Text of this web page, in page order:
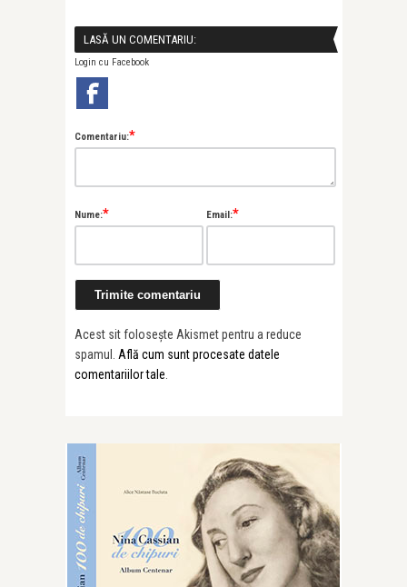
LASĂ UN COMENTARIU:
Login cu Facebook
Comentariu:*
Nume:* Email:*
Acest sit folosește Akismet pentru a reduce
spamul. Află cum sunt procesate datele
comentariilor tale